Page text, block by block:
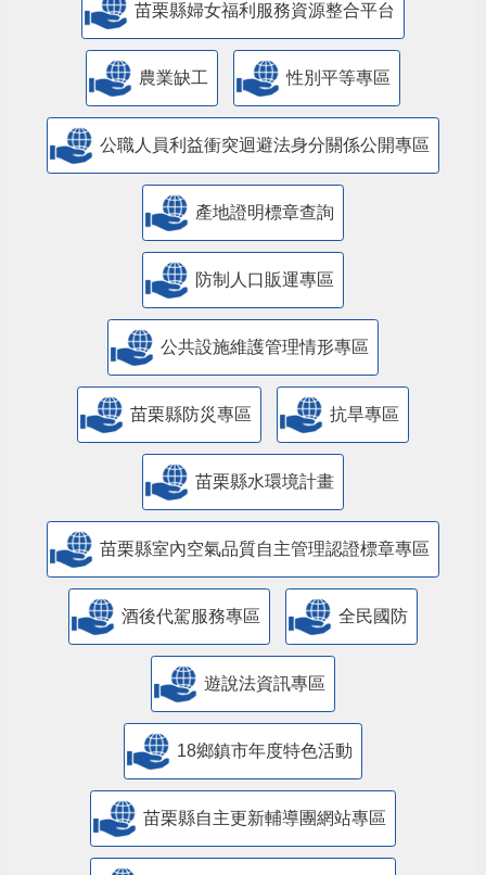
苗栗縣婦女福利服務資源整合平台
農業缺工 性別平等專區
公職人員利益衝突迴避法身分關係公開專區
產地證明標章查詢
防制人口販運專區
​公共設施維護管理情形專區
苗栗縣防災專區 抗旱專區
苗栗縣水環境計畫
苗栗縣室內空氣品質自主管理認證標章專區
酒後代駕服務專區 全民國防
遊說法資訊專區
18鄉鎮市年度特色活動
苗栗縣自主更新輔導團網站專區